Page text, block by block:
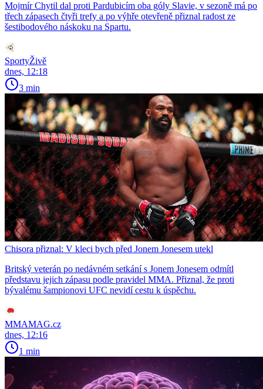
Mojmír Chytil dal proti Pardubicím oba góly Slavie, v sezoně má po
třech zápasech čtyři trefy a po výhře otevřeně přiznal radost ze
šestibodového náskoku na Spartu.
SportyŽivě
dnes, 12:18
3 min
Chisora přiznal: V kleci bych před Jonem Jonesem utekl
Britský veterán po nedávném setkání s Jonem Jonesem odmítl
představu jejich zápasu podle pravidel MMA. Přiznal, že proti
bývalému šampionovi UFC nevidí cestu k úspěchu.
MMAMAG.cz
dnes, 12:16
1 min